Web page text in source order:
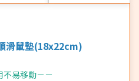
滑鼠墊(18x22cm)
不易移動－－